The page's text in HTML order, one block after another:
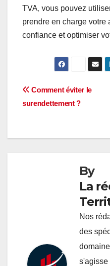
TVA, vous pouvez
prendre en charge votre
confiance et optimiser
Navigation
l’article
Comment éviter le
surendettement ?
By
La
Nos
des
s'agisse